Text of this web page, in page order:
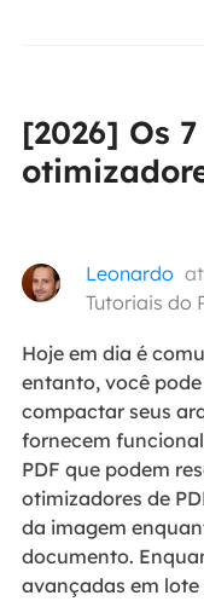
[2026] Os
Leonardo
Tutoriais do
Hoje em dia é
entanto, você
compactar seus
fornecem
PDF que podem
otimizadores de
da imagem
documento.
avançadas em